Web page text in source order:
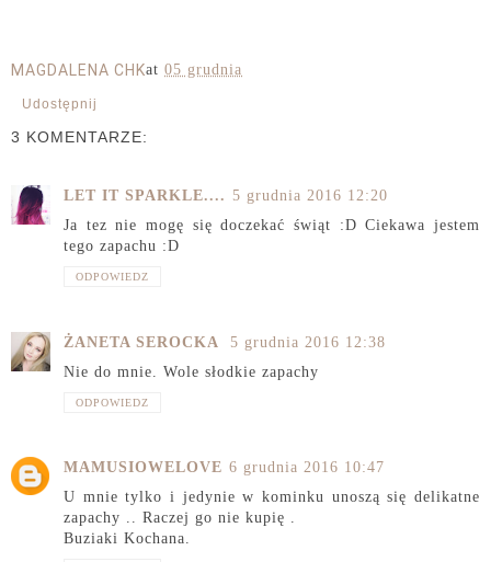
MAGDALENA CHKat 05 grudnia
Udostępnij
3 KOMENTARZE:
LET IT SPARKLE.... 5 grudnia 2016 12:20
Ja tez nie mogę się doczekać świąt :D Ciekawa jestem
tego zapachu :D
ODPOWIEDZ
ŻANETA SEROCKA
5 grudnia 2016 12:38
Nie do mnie. Wole słodkie zapachy
ODPOWIEDZ
MAMUSIOWELOVE 6 grudnia 2016 10:47
U mnie tylko i jedynie w kominku unoszą się delikatne
zapachy .. Raczej go nie kupię .
Buziaki Kochana.